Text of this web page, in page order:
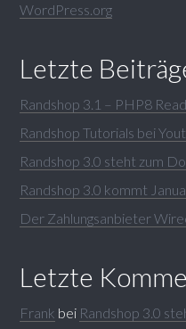
WordPress.org
Letzte
Randshop 3.1 – PHP8
Randshop Tutorials bei
Randshop 3.0 steht zum
Randshop 3.0 kommt
Der Zahlungsanbieter
Letzte
Frank bei Randshop 3.0